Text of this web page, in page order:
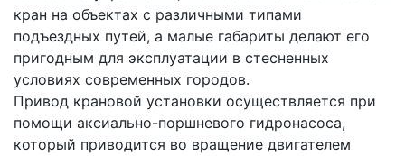
кран на объектах с различными типами
подъездных путей, а малые габариты делают его
пригодным для эксплуатации в стесненных
условиях современных городов.
Привод крановой установки осуществляется при
помощи аксиально-поршневого гидронасоса,
который приводится во вращение двигателем